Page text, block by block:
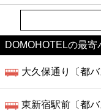
DOMOHOTELの最寄
大久保通り〔都
東新宿駅前〔都